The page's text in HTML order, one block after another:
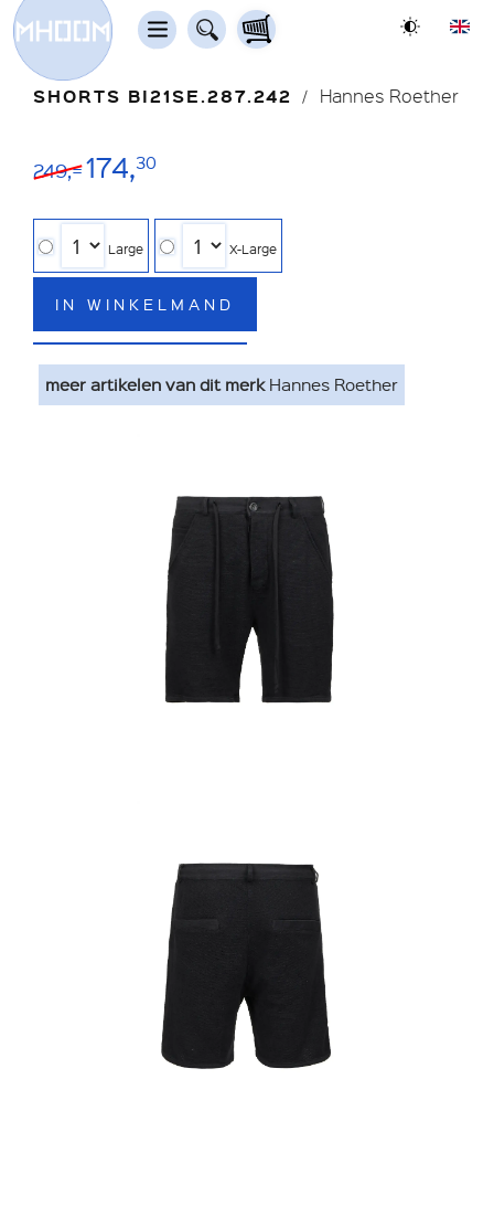
SHORTS BI21SE.287.242 Hannes Roether
249,=174,30
Large X-Large
IN WINKELMAND
meer artikelen van dit merkHannes Roether